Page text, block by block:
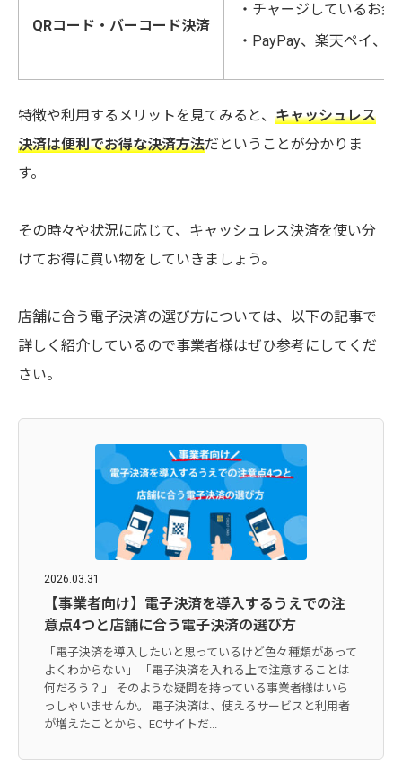
QRコード・バーコード決済
・チャージしているお
・PayPay、楽天ペイ、
特徴や利用するメリットを見てみると、 キャッシュレス
決済は便利でお得な決済方法だということが分かりま
す。
その時々や状況に応じて、キャッシュレス決済を使い分
けてお得に買い物をしていきましょう。
店舗に合う電子決済の選び方については、以下の記事で
詳しく紹介しているので事業者様はぜひ参考にしてくだ
さい。
2026.03.31
【事業者向け】電子決済を導入するうえでの注
意点4つと店舗に合う電子決済の選び方
「電子決済を導入したいと思っているけど色々種類があって
よくわからない」 「電子決済を入れる上で注意することは
何だろう？」 そのような疑問を持っている事業者様はいら
っしゃいませんか。 電子決済は、使えるサービスと利用者
が増えたことから、ECサイトだ...